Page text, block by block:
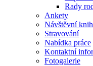
Rady
Ankety
Návštěvní
Stravování
Nabídka práce
Kontaktní
Fotogalerie